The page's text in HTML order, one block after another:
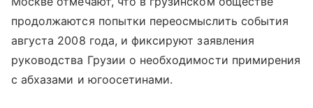
продолжаются попытки переосмыслить события
августа 2008 года, и фиксируют заявления
руководства Грузии о необходимости примирения
с абхазами и югоосетинами.